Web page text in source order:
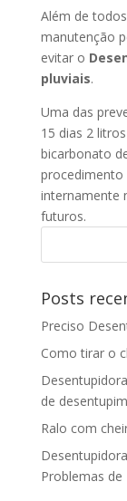
Além de
manutenção
evitar o
pluviais.
Uma das
15 dias 2
bicarbonato
procedimento
internamente
futuros.
Posts
Preciso
Como tirar o
de
Ralo com
Problemas